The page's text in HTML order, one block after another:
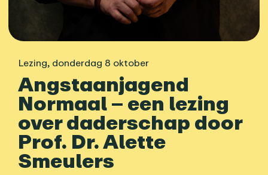
Lezing, donderdag 8 oktober
Angstaanjagend
Normaal – een lezing
over daderschap door
Prof. Dr. Alette
Smeulers